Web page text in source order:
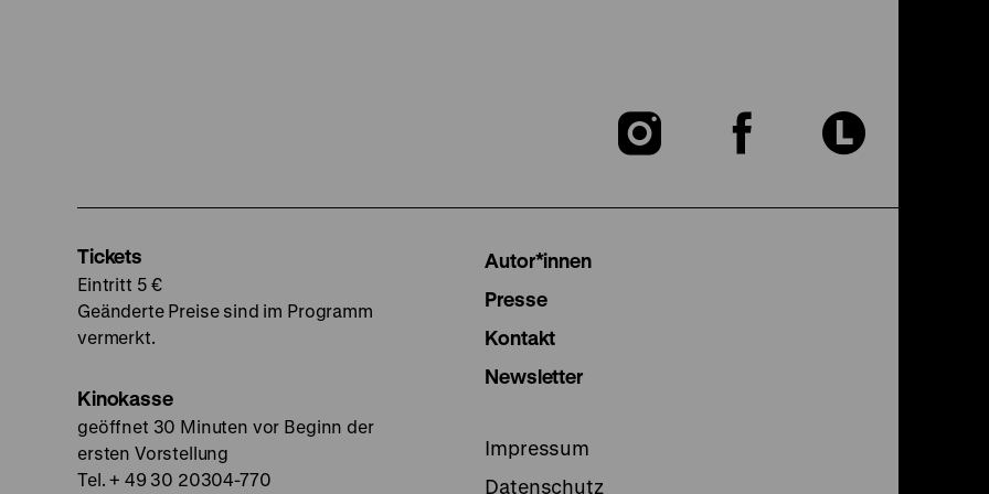
Zu
Zu
Zu
Tickets
Eintritt 5 €
Geänderte Preise sind im Programm
vermerkt.
Kinokasse
geöffnet 30 Minuten vor Beginn der
ersten Vorstellung
Tel. + 49 30 20304-770
Autor*innen
Presse
Kontakt
Newsletter
Impressum
Datenschutz